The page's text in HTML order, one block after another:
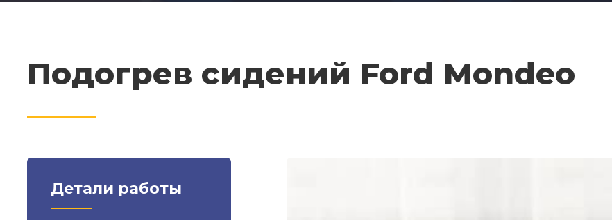
Подогрев сидений Ford Mondeo
Детали работы